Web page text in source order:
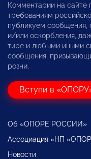
Комментарии на сайте
требованиям
публикуем сообщения,
и/или оскорбления,
тире и любыми иными
сообщения,
розни.
Вступи в
Об «ОПОРЕ РОССИИ»
Ассоциация «НП
Новости